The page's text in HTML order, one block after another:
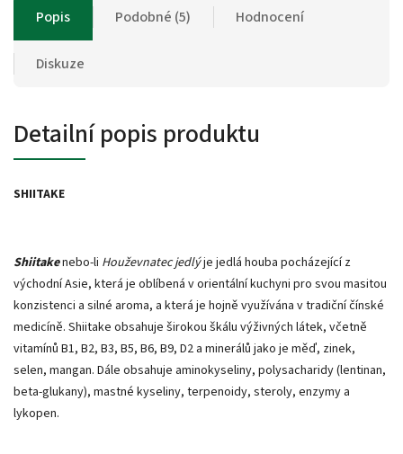
Popis Podobné (5) Hodnocení
Diskuze
Detailní popis produktu
SHIITAKE
Shiitakenebo-li Houževnatec jedlýje jedlá houba pocházející z
východní Asie, která je oblíbená v orientální kuchyni pro svou masitou
konzistenci a silné aroma, a která je hojně využívána v tradiční čínské
medicíně. Shiitake obsahuje širokou škálu výživných látek, včetně
vitamínů B1, B2, B3, B5, B6, B9, D2 a minerálů jako je měď, zinek,
selen, mangan. Dále obsahuje aminokyseliny, polysacharidy (lentinan,
beta-glukany), mastné kyseliny, terpenoidy, steroly, enzymy a
lykopen.